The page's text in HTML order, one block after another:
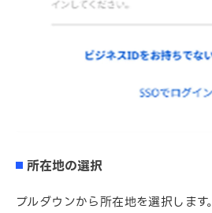
所在地の選択
プルダウンから所在地を選択します。